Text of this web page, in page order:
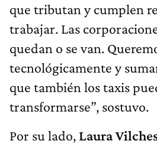
que tributan y cumplen
trabajar. Las
quedan o se van.
tecnológicamente y
que también los taxis
transformarse”, sostuvo.
Por su lado, Laura